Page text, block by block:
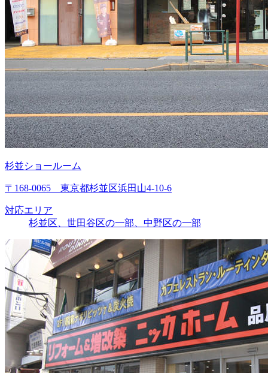
杉並ショールーム
〒168-0065 東京都杉並区浜田山4-10-6
対応エリア
杉並区、世田谷区の一部、中野区の一部